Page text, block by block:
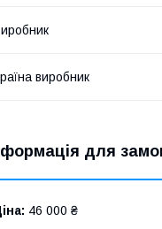
виробник
для
46 000 ₴